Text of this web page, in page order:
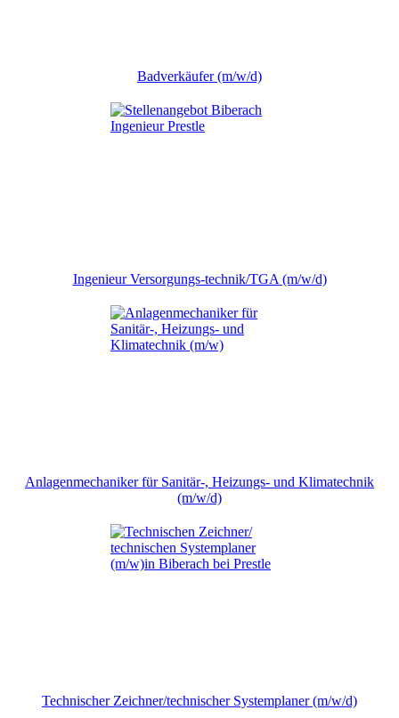
Badverkäufer (m/w/d)
Ingenieur Versorgungs-technik/TGA (m/w/d)
Anlagenmechaniker für Sanitär-, Heizungs- und Klimatechnik
(m/w/d)
Technischer Zeichner/technischer Systemplaner (m/w/d)